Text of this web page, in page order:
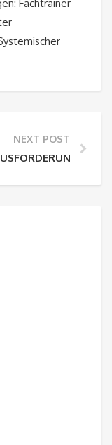
Fachtrainer
TEAMEVENT
NEXT POST